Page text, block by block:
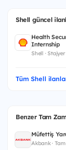
Shell güncel
Health
Internship
Shell · Stajyer
Tüm Shell
Benzer Tam
Müfettiş
Akbank ·